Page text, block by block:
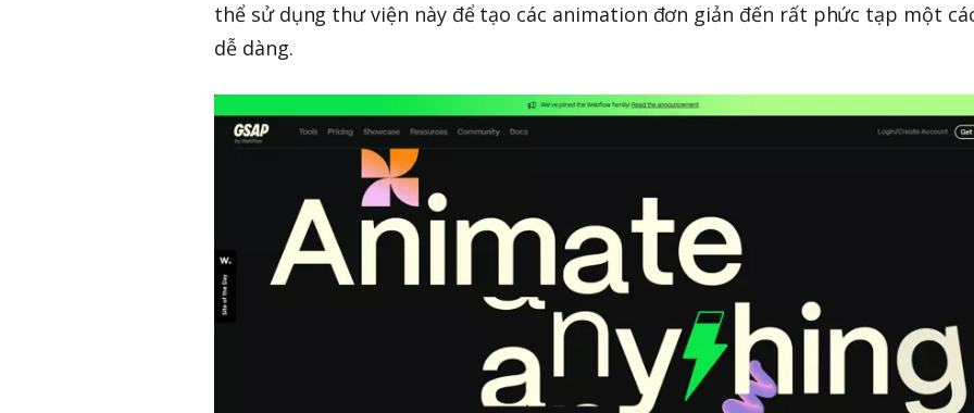
thể sử dụng thư viện này để tạo các animation đơn giản đến rất phức tạp một
dễ dàng.